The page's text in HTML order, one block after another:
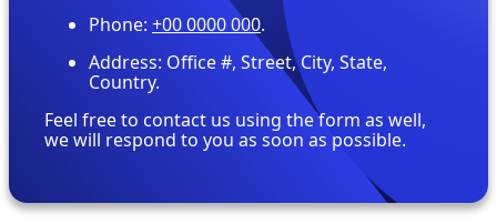
Phone: +00 0000 000.
Address: Office #, Street, City, State,
Country.
Feel free to contact us using the form as well,
we will respond to you as soon as possible.